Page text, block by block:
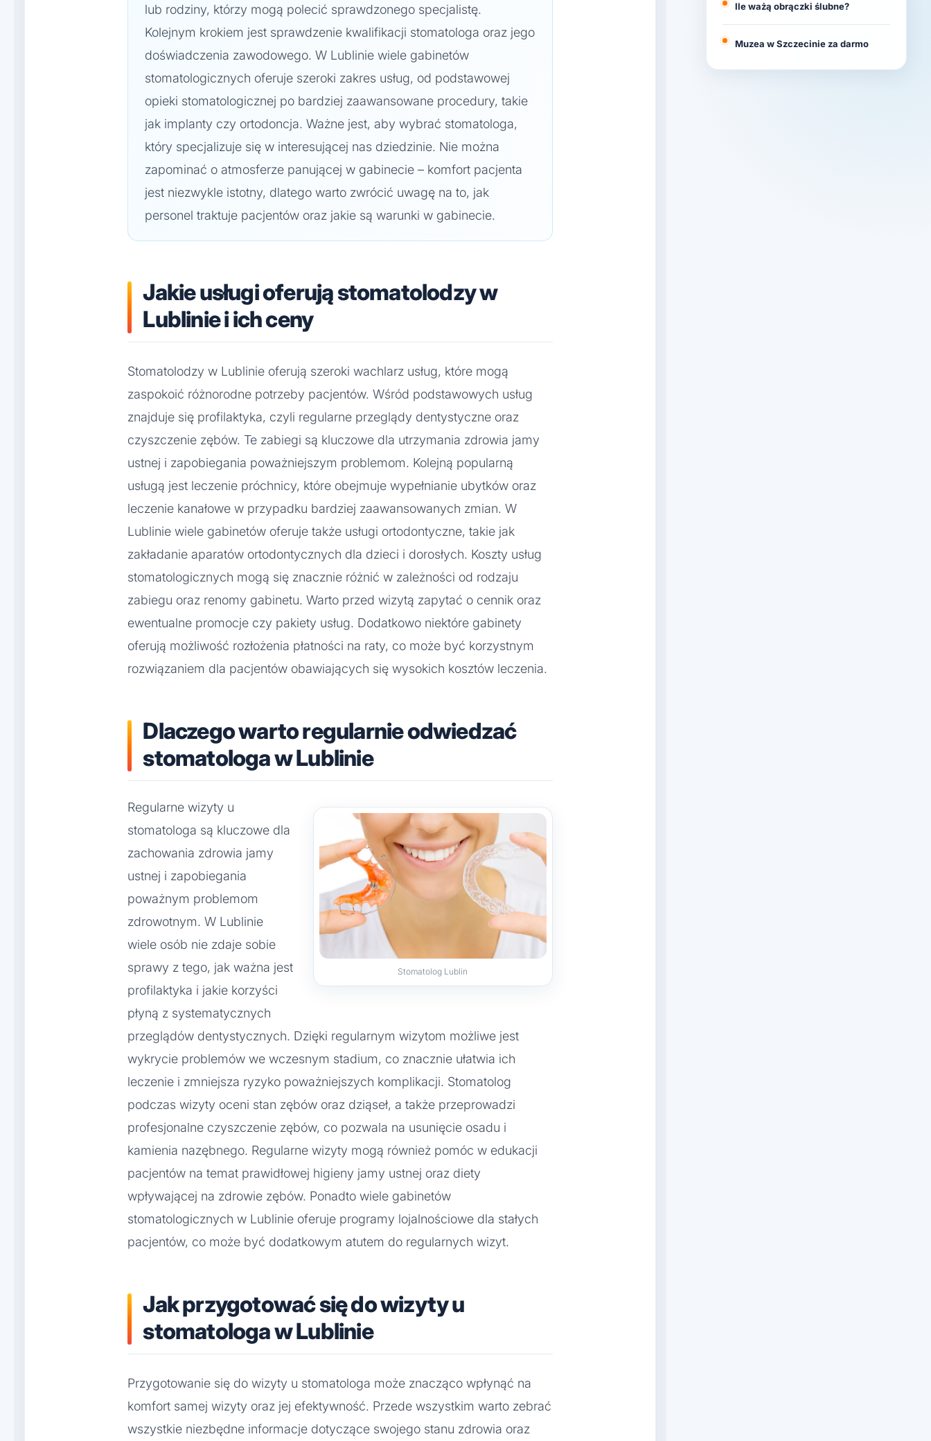
lub rodziny, którzy mogą polecić sprawdzonego specjalistę.
Kolejnym krokiem jest sprawdzenie kwalifikacji stomatologa oraz jego
doświadczenia zawodowego. W Lublinie wiele gabinetów
stomatologicznych oferuje szeroki zakres usług, od podstawowej
opieki stomatologicznej po bardziej zaawansowane procedury, takie
jak implanty czy ortodoncja. Ważne jest, aby wybrać stomatologa,
który specjalizuje się w interesującej nas dziedzinie. Nie można
zapominać o atmosferze panującej w gabinecie – komfort pacjenta
jest niezwykle istotny, dlatego warto zwrócić uwagę na to, jak
personel traktuje pacjentów oraz jakie są warunki w gabinecie.
Jakie usługi oferują stomatolodzy w
Lublinie i ich ceny
Stomatolodzy w Lublinie oferują szeroki wachlarz usług, które mogą
zaspokoić różnorodne potrzeby pacjentów. Wśród podstawowych usług
znajduje się profilaktyka, czyli regularne przeglądy dentystyczne oraz
czyszczenie zębów. Te zabiegi są kluczowe dla utrzymania zdrowia jamy
ustnej i zapobiegania poważniejszym problemom. Kolejną popularną
usługą jest leczenie próchnicy, które obejmuje wypełnianie ubytków oraz
leczenie kanałowe w przypadku bardziej zaawansowanych zmian. W
Lublinie wiele gabinetów oferuje także usługi ortodontyczne, takie jak
zakładanie aparatów ortodontycznych dla dzieci i dorosłych. Koszty usług
stomatologicznych mogą się znacznie różnić w zależności od rodzaju
zabiegu oraz renomy gabinetu. Warto przed wizytą zapytać o cennik oraz
ewentualne promocje czy pakiety usług. Dodatkowo niektóre gabinety
oferują możliwość rozłożenia płatności na raty, co może być korzystnym
rozwiązaniem dla pacjentów obawiających się wysokich kosztów leczenia.
Dlaczego warto regularnie odwiedzać
stomatologa w Lublinie
Stomatolog Lublin
Regularne wizyty u
stomatologa są kluczowe dla
zachowania zdrowia jamy
ustnej i zapobiegania
poważnym problemom
zdrowotnym. W Lublinie
wiele osób nie zdaje sobie
sprawy z tego, jak ważna jest
profilaktyka i jakie korzyści
płyną z systematycznych
przeglądów dentystycznych. Dzięki regularnym wizytom możliwe jest
wykrycie problemów we wczesnym stadium, co znacznie ułatwia ich
leczenie i zmniejsza ryzyko poważniejszych komplikacji. Stomatolog
podczas wizyty oceni stan zębów oraz dziąseł, a także przeprowadzi
profesjonalne czyszczenie zębów, co pozwala na usunięcie osadu i
kamienia nazębnego. Regularne wizyty mogą również pomóc w edukacji
pacjentów na temat prawidłowej higieny jamy ustnej oraz diety
wpływającej na zdrowie zębów. Ponadto wiele gabinetów
stomatologicznych w Lublinie oferuje programy lojalnościowe dla stałych
pacjentów, co może być dodatkowym atutem do regularnych wizyt.
Jak przygotować się do wizyty u
stomatologa w Lublinie
Przygotowanie się do wizyty u stomatologa może znacząco wpłynąć na
komfort samej wizyty oraz jej efektywność. Przede wszystkim warto zebrać
wszystkie niezbędne informacje dotyczące swojego stanu zdrowia oraz
Ile ważą obrączki ślubne?
Muzea w Szczecinie za darmo